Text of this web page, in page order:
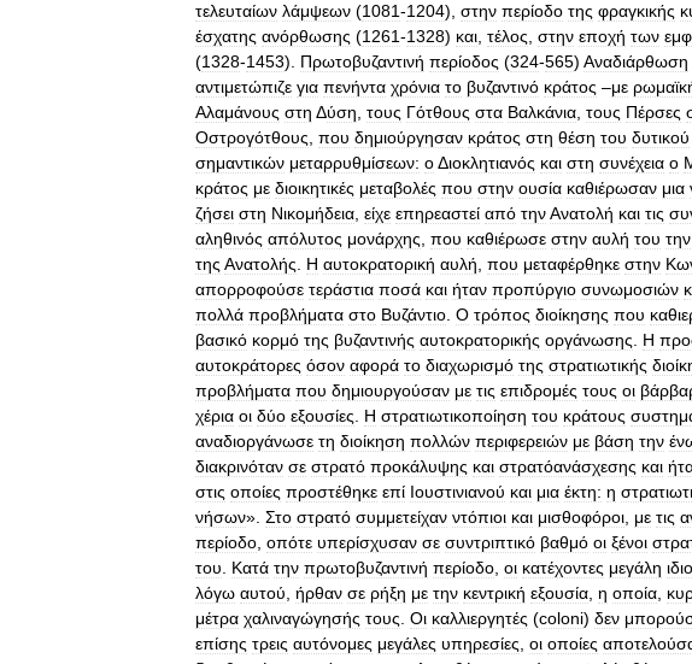
τελευταίων λάμψεων (1081-1204), στην περίοδο της φραγκικής
έσχατης ανόρθωσης (1261-1328) και τέλος στην εποχή των
(1328-1453). Πρωτοβυζαντινή περίοδος (324-565) Αναδιάρθωση
αντιμετώπιζε για πενήντα χρόνια το βυζαντινό κράτος –με
Αλαμάνους στη Δύση τους Γότθους στα Βαλκάνια τους Πέρσες
Οστρογότθους που δημιούργησαν κράτος στη θέση του δυτικού
σημαντικών μεταρρυθμίσεων: οΔιοκλητιανός και στη συνέχεια ο
κράτος με διοικητικές μεταβολές που στην ουσία καθιέρωσαν μια
ζήσει στη Νικομήδεια είχε επηρεαστεί από τηνΑνατολή και τις
αληθινός απόλυτος μονάρχης που καθιέρωσε στην αυλή του την
της Ανατολής Η αυτοκρατορική αυλή που μεταφέρθηκε στην
απορροφούσε τεράστια ποσά και ήταν προπύργιο συνωμοσιών
πολλά προβλήματα στο Βυζάντιο Ο τρόπος διοίκησης που
βασικό κορμό της βυζαντινής αυτοκρατορικής οργάνωσης Η
αυτοκράτορες όσον αφορά το διαχωρισμό της στρατιωτικής
προβλήματα που δημιουργούσαν με τις επιδρομές τους οι
χέρια οι δύο εξουσίες Η στρατιωτικοποίηση του κράτους
αναδιοργάνωσε τη διοίκηση πολλών περιφερειών με βάση την
διακρινόταν σε στρατό προκάλυψης και στρατόανάσχεσης και
στις οποίες προστέθηκε επί Ιουστινιανού και μια έκτη: η
νήσων». Στο στρατό συμμετείχαν ντόπιοι και μισθοφόροι με τις
περίοδο οπότε υπερίσχυσαν σε συντριπτικό βαθμό οι ξένοι
του
Κατά την πρωτοβυζαντινή περίοδο οι κατέχοντες μεγάλη
λόγω αυτού ήρθαν σε ρήξη με την κεντρική εξουσία η οποία
μέτρα χαλιναγώγησής τους Οι καλλιεργητές (coloni) δεν
επίσης τρεις αυτόνομες μεγάλες υπηρεσίες οι οποίες